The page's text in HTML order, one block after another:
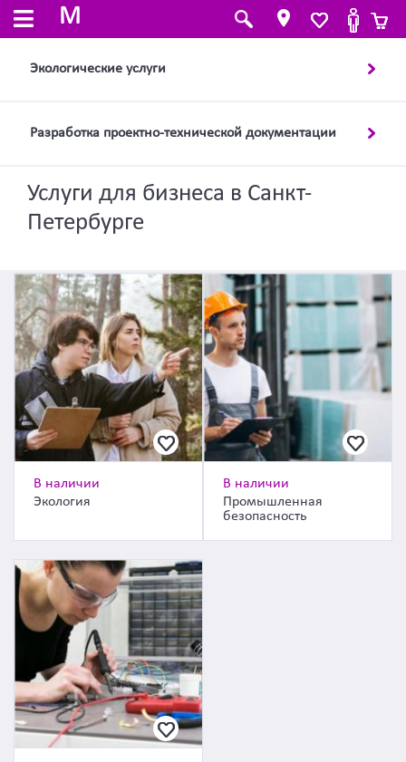
M
Экологические услуги
Разработка проектно-технической документации
Услуги для бизнеса в Санкт-
Петербурге
В наличии
Экология
В наличии
Промышленная
безопасность